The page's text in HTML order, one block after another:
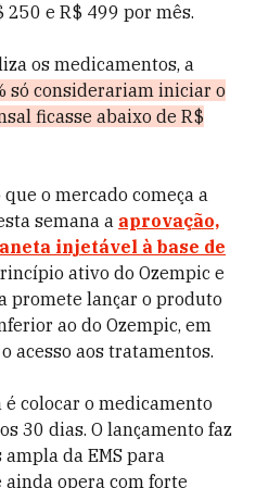
e R$ 499 por mês.
os medicamentos, a
só considerariam iniciar o
ficasse abaixo de R$
o mercado começa a
semana a aprovação,
injetável à base de
ativo do Ozempic e
promete lançar o produto
ao do Ozempic, em
acesso aos tratamentos.
colocar o medicamento
30 dias. O lançamento faz
da EMS para
opera com forte